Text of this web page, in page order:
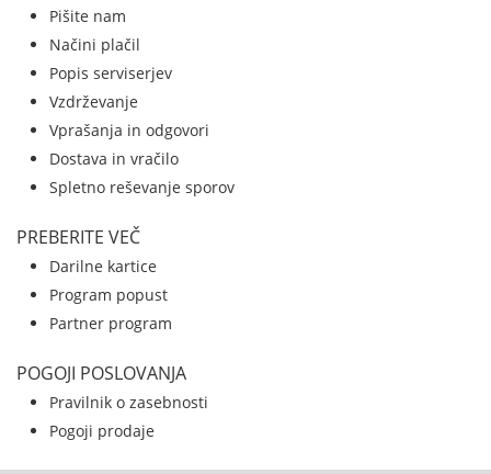
Pišite nam
Načini plačil
Popis serviserjev
Vzdrževanje
Vprašanja in odgovori
Dostava in vračilo
Spletno reševanje sporov
PREBERITE VEČ
Darilne kartice
Program popust
Partner program
POGOJI POSLOVANJA
Pravilnik o zasebnosti
Pogoji prodaje